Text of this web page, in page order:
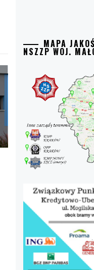
MAPA
NSZZP WOJ.